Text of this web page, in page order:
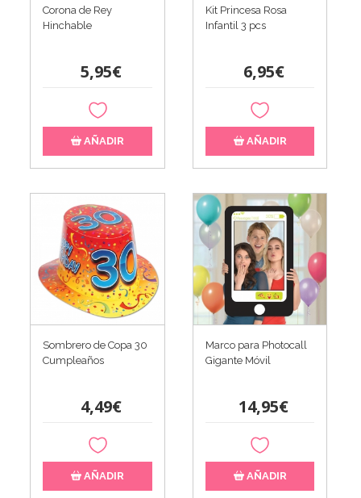
Corona de Rey
Hinchable
5,95€
AÑADIR
Kit Princesa Rosa
Infantil 3 pcs
6,95€
AÑADIR
Sombrero de Copa 30
Cumpleaños
4,49€
AÑADIR
Marco para Photocall
Gigante Móvil
14,95€
AÑADIR